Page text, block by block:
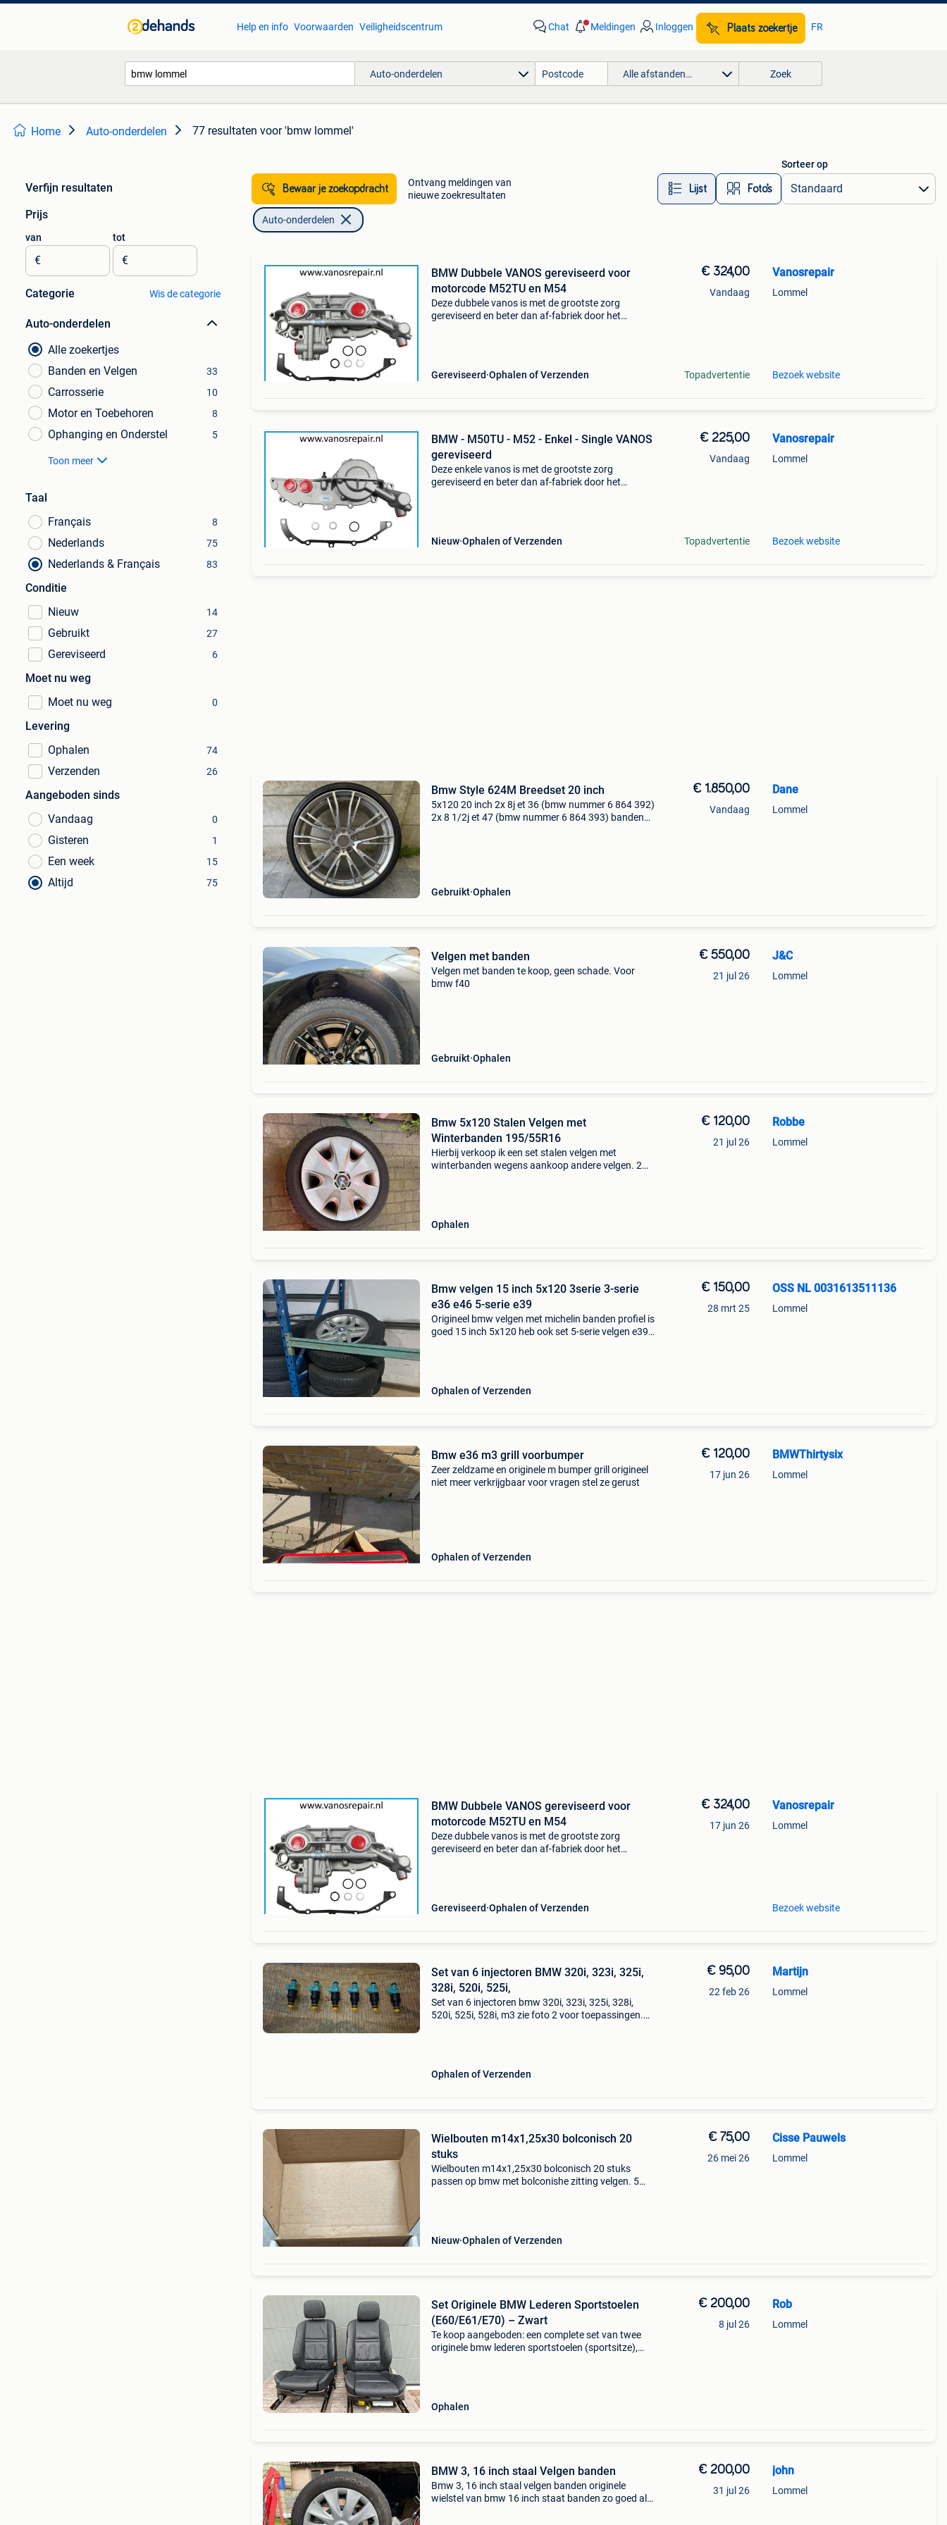
Help en info Voorwaarden Veiligheidscentrum Chat Meldingen Inloggen Plaats zoekertje FR
Auto-onderdelen Alle afstanden… Zoek
Home Auto-onderdelen 77 resultaten voor 'bmw lommel'
Verfijn resultaten
Prijs
van
€
tot
€
Categorie Wis de categorie
Auto-onderdelen
Alle zoekertjes
Banden en Velgen
33
Carrosserie 10
Motor en Toebehoren 8
Ophanging en Onderstel 5
Toon meer
Taal
Français
8
Nederlands 75
Nederlands & Français 83
Conditie
Nieuw
14
Gebruikt 27
Gereviseerd 6
Moet nu weg
Moet nu weg
0
Levering
Ophalen
74
Verzenden 26
Aangeboden sinds
Vandaag
0
Gisteren 1
Een week 15
Altijd 75
Bewaar je zoekopdracht
Ontvang meldingen van
nieuwe zoekresultaten
Lijst Foto’s
Sorteer op
Auto-onderdelen
BMW Dubbele VANOS gereviseerd voor
motorcode M52TU en M54
Deze dubbele vanos is met de grootste zorg
gereviseerd en beter dan af-fabriek door het
Gereviseerd Ophalen of Verzenden
€ 324,00
Vandaag
Topadvertentie
Vanosrepair
Lommel
Bezoek website
BMW - M50TU - M52 - Enkel - Single VANOS
gereviseerd
Deze enkele vanos is met de grootste zorg
gereviseerd en beter dan af-fabriek door het
Nieuw Ophalen of Verzenden
€ 225,00
Vandaag
Topadvertentie
Vanosrepair
Lommel
Bezoek website
Bmw Style 624M Breedset 20 inch
5x120 20 inch 2x 8j et 36 (bmw nummer 6 864 392)
2x 8 1/2j et 47 (bmw nummer 6 864 393) banden
Gebruikt Ophalen
€ 1.850,00
Vandaag
Dane
Lommel
Velgen met banden
Velgen met banden te koop, geen schade. Voor
bmw f40
Gebruikt Ophalen
€ 550,00
21 jul 26
J&C
Lommel
Bmw 5x120 Stalen Velgen met
Winterbanden 195/55R16
Hierbij verkoop ik een set stalen velgen met
winterbanden wegens aankoop andere velgen. 2
Ophalen
€ 120,00
21 jul 26
Robbe
Lommel
Bmw velgen 15 inch 5x120 3serie 3-serie
e36 e46 5-serie e39
Origineel bmw velgen met michelin banden profiel is
goed 15 inch 5x120 heb ook set 5-serie velgen e39
Ophalen of Verzenden
€ 150,00
28 mrt 25
OSS NL 0031613511136
Lommel
Bmw e36 m3 grill voorbumper
Zeer zeldzame en originele m bumper grill origineel
niet meer verkrijgbaar voor vragen stel ze gerust
Ophalen of Verzenden
€ 120,00
17 jun 26
BMWThirtysix
Lommel
BMW Dubbele VANOS gereviseerd voor
motorcode M52TU en M54
Deze dubbele vanos is met de grootste zorg
gereviseerd en beter dan af-fabriek door het
Gereviseerd Ophalen of Verzenden
€ 324,00
17 jun 26
Vanosrepair
Lommel
Bezoek website
Set van 6 injectoren BMW 320i, 323i, 325i,
328i, 520i, 525i,
Set van 6 injectoren bmw 320i, 323i, 325i, 328i,
520i, 525i, 528i, m3 zie foto 2 voor toepassingen.
Ophalen of Verzenden
€ 95,00
22 feb 26
Martijn
Lommel
Wielbouten m14x1,25x30 bolconisch 20
stuks
Wielbouten m14x1,25x30 bolconisch 20 stuks
passen op bmw met bolconishe zitting velgen. 5
Nieuw Ophalen of Verzenden
€ 75,00
26 mei 26
Cisse Pauwels
Lommel
Set Originele BMW Lederen Sportstoelen
(E60/E61/E70) – Zwart
Te koop aangeboden: een complete set van twee
originele bmw lederen sportstoelen (sportsitze),
Ophalen
€ 200,00
8 jul 26
Rob
Lommel
BMW 3, 16 inch staal Velgen banden
Bmw 3, 16 inch staal velgen banden originele
wielstel van bmw 16 inch staat banden zo goed als
€ 200,00
31 jul 26
john
Lommel